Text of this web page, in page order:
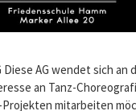
Diese AG wendet sich an
an Tanz-
Projekten mitarbeiten